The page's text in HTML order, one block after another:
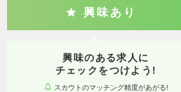
興味あり
興味のある求人に
チェックをつけよう!
スカウトのマッチング精度があがる!